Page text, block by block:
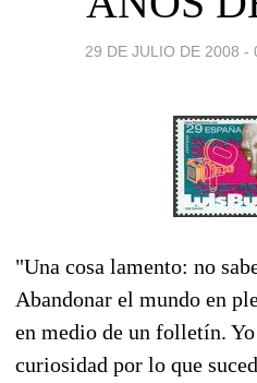
29 DE JULIO DE 2008 -
"Una cosa lamento: no
Abandonar el mundo en
en medio de un folletín. Yo
curiosidad por lo que